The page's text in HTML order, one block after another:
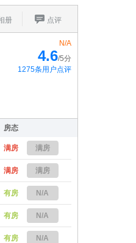
点评
册
N/A
4.6/5分
1275条用户点评
房态
满房 满房
满房 满房
有房 N/A
有房 N/A
有房 N/A